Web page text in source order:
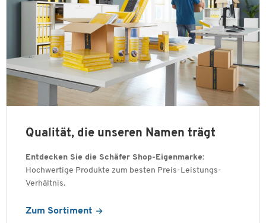
Qualität, die unseren Namen trägt
Entdecken Sie die Schäfer Shop-Eigenmarke:
Hochwertige Produkte zum besten Preis-Leistungs-
Verhältnis.
Zum Sortiment